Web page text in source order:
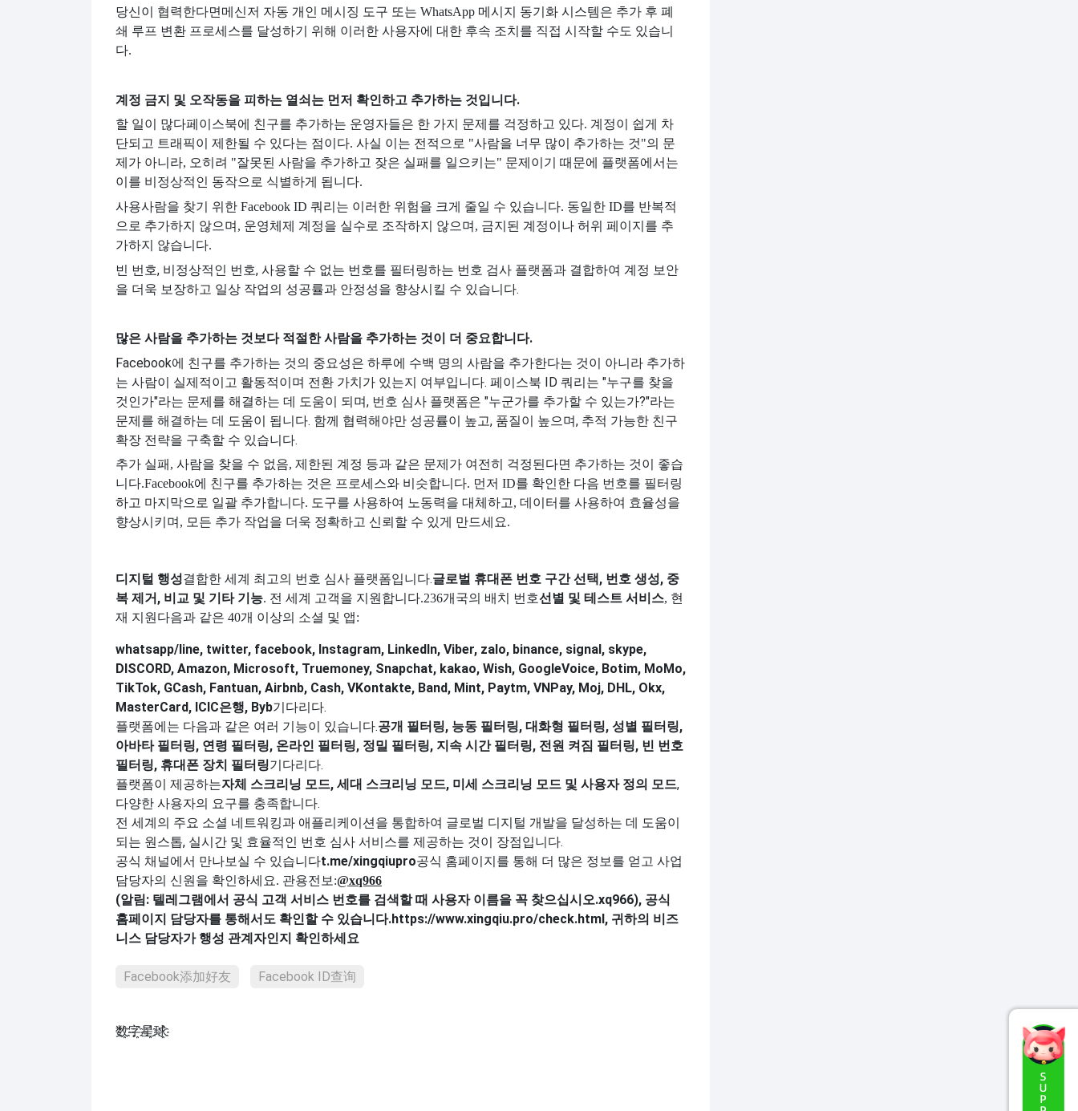
당신이 협력한다면 메신저 자동 개인 메시징 도구 또는 WhatsApp 메시지 동기화 시스템은 추가 후 폐
쇄 루프 변환 프로세스를 달성하기 위해 이러한 사용자에 대한 후속 조치를 직접 시작할 수도 있습니
다.
계정 금지 및 오작동을 피하는 열쇠는 먼저 확인하고 추가하는 것입니다.
할 일이 많다페이스북에 친구를 추가하는 운영자들은 한 가지 문제를 걱정하고 있다. 계정이 쉽게 차
단되고 트래픽이 제한될 수 있다는 점이다. 사실 이는 전적으로 "사람을 너무 많이 추가하는 것"의 문
제가 아니라, 오히려 "잘못된 사람을 추가하고 잦은 실패를 일으키는" 문제이기 때문에 플랫폼에서는
이를 비정상적인 동작으로 식별하게 됩니다.
사용사람을 찾기 위한 Facebook ID 쿼리는 이러한 위험을 크게 줄일 수 있습니다. 동일한 ID를 반복적
으로 추가하지 않으며, 운영체제 계정을 실수로 조작하지 않으며, 금지된 계정이나 허위 페이지를 추
가하지 않습니다.
빈 번호, 비정상적인 번호, 사용할 수 없는 번호를 필터링하는 번호 검사 플랫폼과 결합하여 계정 보안
을 더욱 보장하고 일상 작업의 성공률과 안정성을 향상시킬 수 있습니다.
많은 사람을 추가하는 것보다 적절한 사람을 추가하는 것이 더 중요합니다.
Facebook에 친구를 추가하는 것의 중요성은 하루에 수백 명의 사람을 추가한다는 것이 아니라 추가하
는 사람이 실제적이고 활동적이며 전환 가치가 있는지 여부입니다. 페이스북 ID 쿼리는 "누구를 찾을
것인가"라는 문제를 해결하는 데 도움이 되며, 번호 심사 플랫폼은 "누군가를 추가할 수 있는가?"라는
문제를 해결하는 데 도움이 됩니다. 함께 협력해야만 성공률이 높고, 품질이 높으며, 추적 가능한 친구
확장 전략을 구축할 수 있습니다.
추가 실패, 사람을 찾을 수 없음, 제한된 계정 등과 같은 문제가 여전히 걱정된다면 추가하는 것이 좋습
니다.Facebook에 친구를 추가하는 것은 프로세스와 비슷합니다. 먼저 ID를 확인한 다음 번호를 필터링
하고 마지막으로 일괄 추가합니다. 도구를 사용하여 노동력을 대체하고, 데이터를 사용하여 효율성을
향상시키며, 모든 추가 작업을 더욱 정확하고 신뢰할 수 있게 만드세요.
디지털 행성결합한 세계 최고의 번호 심사 플랫폼입니다.글로벌 휴대폰 번호 구간 선택, 번호 생성, 중
복 제거, 비교 및 ​​기타 기능. 전 세계 고객을 지원합니다.236개국의 배치 번호선별 및 테스트 서비스, 현
재 지원 다음과 같은 40개 이상의 소셜 및 앱:
whatsapp/line, twitter, facebook, Instagram, LinkedIn, Viber, zalo, binance, signal, skype,
DISCORD, Amazon, Microsoft, Truemoney, Snapchat, kakao, Wish, GoogleVoice, Botim, MoMo,
TikTok, GCash, Fantuan, Airbnb, Cash, VKontakte, Band, Mint, Paytm, VNPay, Moj, DHL, Okx,
MasterCard, ICIC은행, Byb기다리다.
플랫폼에는 다음과 같은 여러 기능이 있습니다.공개 필터링, 능동 필터링, 대화형 필터링, 성별 필터링,
아바타 필터링, 연령 필터링, 온라인 필터링, 정밀 필터링, 지속 시간 필터링, 전원 켜짐 필터링, 빈 번호
필터링, 휴대폰 장치 필터링기다리다.
플랫폼이 제공하는자체 스크리닝 모드, 세대 스크리닝 모드, 미세 스크리닝 모드 및 사용자 정의 모드,
다양한 사용자의 요구를 충족합니다.
전 세계의 주요 소셜 네트워킹과 애플리케이션을 통합하여 글로벌 디지털 개발을 달성하는 데 도움이
되는 원스톱, 실시간 및 효율적인 번호 심사 서비스를 제공하는 것이 장점입니다.
공식 채널에서 만나보실 수 있습니다t.me/xingqiupro공식 홈페이지를 통해 더 많은 정보를 얻고 사업
담당자의 신원을 확인하세요. 관용전보:@xq966
(알림: 텔레그램에서 공식 고객 서비스 번호를 검색할 때 사용자 이름을 꼭 찾으십시오.xq966), 공식
홈페이지 담당자를 통해서도 확인할 수 있습니다.https://www.xingqiu.pro/check.html, 귀하의 비즈
니스 담당자가 행성 관계자인지 확인하세요
Facebook添加好友 Facebook ID查询
数҈字҈星҈球҈͏